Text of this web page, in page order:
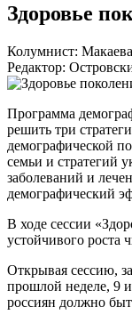
Здоровье
Колумнист:
Редактор:
Программа
решить три
демографической
семьи и стратегий
заболеваний и
демографический
В ходе сессии
устойчивого роста
Открывая сессию,
прошлой неделе, 9
россиян должно